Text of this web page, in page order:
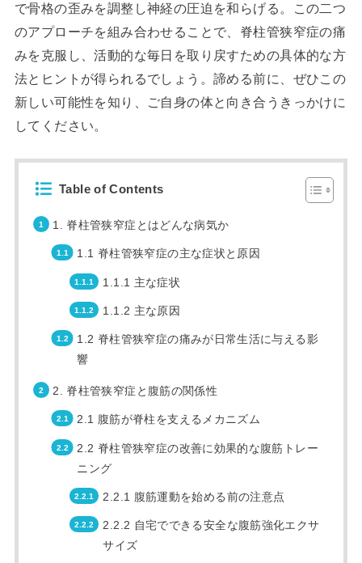
で骨格の歪みを調整し神経の圧迫を和らげる。この二つ
のアプローチを組み合わせることで、脊柱管狭窄症の痛
みを克服し、活動的な毎日を取り戻すための具体的な方
法とヒントが得られるでしょう。諦める前に、ぜひこの
新しい可能性を知り、ご自身の体と向き合うきっかけに
してください。
Table of Contents
1. 脊柱管狭窄症とはどんな病気か
1.1 脊柱管狭窄症の主な症状と原因
1.1.1 主な症状
1.1.2 主な原因
1.2 脊柱管狭窄症の痛みが日常生活に与える影
響
2. 脊柱管狭窄症と腹筋の関係性
2.1 腹筋が脊柱を支えるメカニズム
2.2 脊柱管狭窄症の改善に効果的な腹筋トレー
ニング
2.2.1 腹筋運動を始める前の注意点
2.2.2 自宅でできる安全な腹筋強化エクサ
サイズ